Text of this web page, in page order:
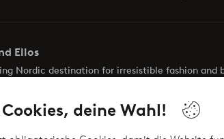
deine Wahl!
Ellos
Nordic destination for irresistible fashion and